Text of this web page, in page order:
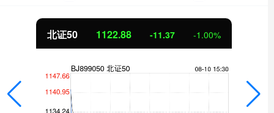
北证50 1122.88 -11.37 -1.00%